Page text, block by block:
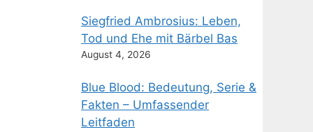
Siegfried Ambrosius: Leben,
Tod und Ehe mit Bärbel Bas
August 4, 2026
Blue Blood: Bedeutung, Serie &
Fakten – Umfassender
Leitfaden